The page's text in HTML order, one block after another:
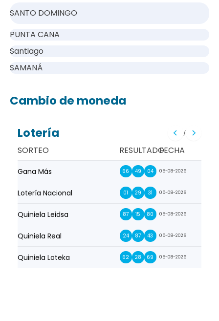
SANTO DOMINGO
PUNTA CANA
Santiago
SAMANÁ
Cambio de moneda
Lotería /
SORTEO RESULTADOFECHA
Gana Más 66 49 04 05-08-2026
Lotería Nacional 01 29 31 05-08-2026
Quiniela Leidsa 87 15 80 05-08-2026
Quiniela Real 24 87 43 05-08-2026
Quiniela Loteka 62 28 69 05-08-2026